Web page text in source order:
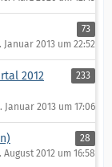
73
Januar 2013 um 22:52
2012
233
Januar 2013 um 17:06
28
August 2012 um 16:58